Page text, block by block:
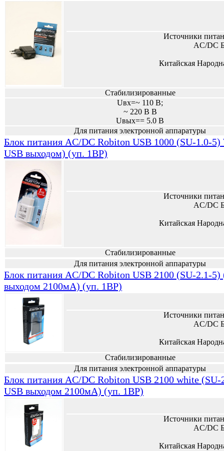
Источники
AC/DC
Китайская
Стабилизированные
Uвх=~ 110 В;
~ 220 В В
Uвых== 5.0 В
Для питания электронной аппаратуры
Блок питания AC/DC Robiton USB 1000 (SU-1.0-5)
USB выходом) (уп. 1BP)
Источники
AC/DC
Китайская
Стабилизированные
Для питания электронной аппаратуры
Блок питания AC/DC Robiton USB 2100 (SU-2.1-5)
выходом 2100мА) (уп. 1BP)
Источники
AC/DC
Китайская
Стабилизированные
Для питания электронной аппаратуры
Блок питания AC/DC Robiton USB 2100 white (SU-
USB выходом 2100мА) (уп. 1BP)
Источники
AC/DC
Китайская